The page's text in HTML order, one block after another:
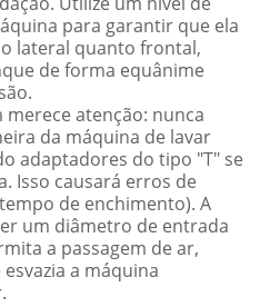
para garantir que ela
lateral quanto frontal,
de forma equânime
atenção: nunca
da máquina de lavar
adaptadores do tipo "T" se
Isso causará erros de
de enchimento). A
um diâmetro de entrada
a passagem de ar,
a máquina